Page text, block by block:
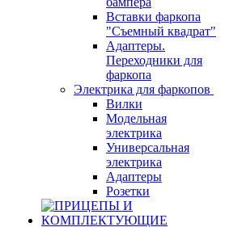
Вставки фаркопа
"Съемный квадрат"
Адаптеры.
Переходники для
фаркопа
Электрика для фаркопов
Вилки
Модельная
электрика
Универсальная
электрика
Адаптеры
Розетки